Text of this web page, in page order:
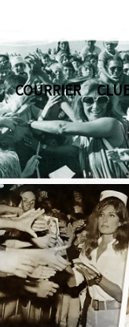
COURRIER